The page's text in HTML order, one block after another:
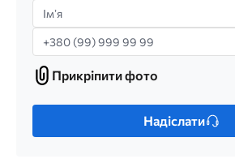
Імʼя
Телефон
Прикріпити
фото
Прикріпити фото
Лише
Надіслати